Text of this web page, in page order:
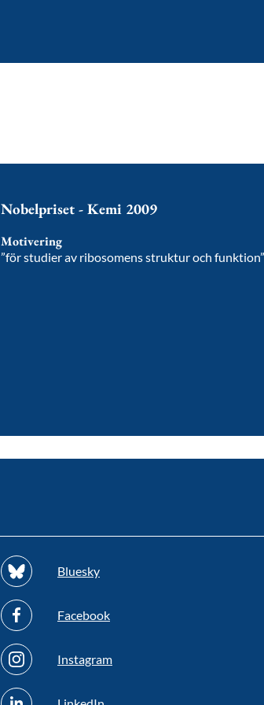
Nobelpriset - Kemi 2009
Motivering
”för studier av ribosomens struktur och funktion”
Bluesky
Facebook
Instagram